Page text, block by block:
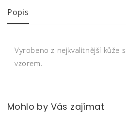
Popis
Vyrobeno z nejkvalitnější kůže
vzorem.
Mohlo by Vás zajímat